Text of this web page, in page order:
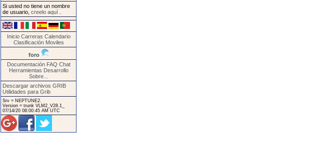
Si usted no tiene un nombre
de usuario, creelo aquí
Inicio Carreras Calendario
Clasificación Moviles
foro
Documentación FAQ Chat
Herramientas Desarrollo
Sobre...
Descargar archivos GRIB
Utilidades para Grib
Srv = NEPTUNE2.
Version = trunk VLM2_V28.1_
07/14/20 08:00:45 AM UTC